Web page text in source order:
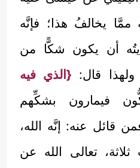
ممَّا يخالفُ هذا؛ فإنَّه
أن يكون شكًّا من
قال: {الذي فيه
فيمارون بشكِّهم
قائل عنه: إنَّه الله،
ثلاثة، تعالى الله عن